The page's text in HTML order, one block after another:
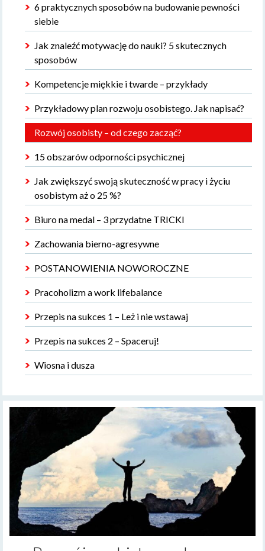
6 praktycznych sposobów na budowanie pewności
siebie
Jak znaleźć motywację do nauki? 5 skutecznych
sposobów
Kompetencje miękkie i twarde – przykłady
Przykładowy plan rozwoju osobistego. Jak napisać?
Rozwój osobisty – od czego zacząć?
15 obszarów odporności psychicznej
Jak zwiększyć swoją skuteczność w pracy i życiu
osobistym aż o 25 %?
Biuro na medal – 3 przydatne TRICKI
Zachowania bierno-agresywne
POSTANOWIENIA NOWOROCZNE
Pracoholizm a work lifebalance
Przepis na sukces 1 – Leż i nie wstawaj
Przepis na sukces 2 – Spaceruj!
Wiosna i dusza